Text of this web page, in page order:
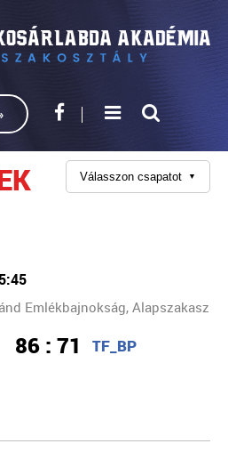
Válasszon csapatot ▼
Emlékbajnokság, Alapszakasz
86 : 71 TF_BP